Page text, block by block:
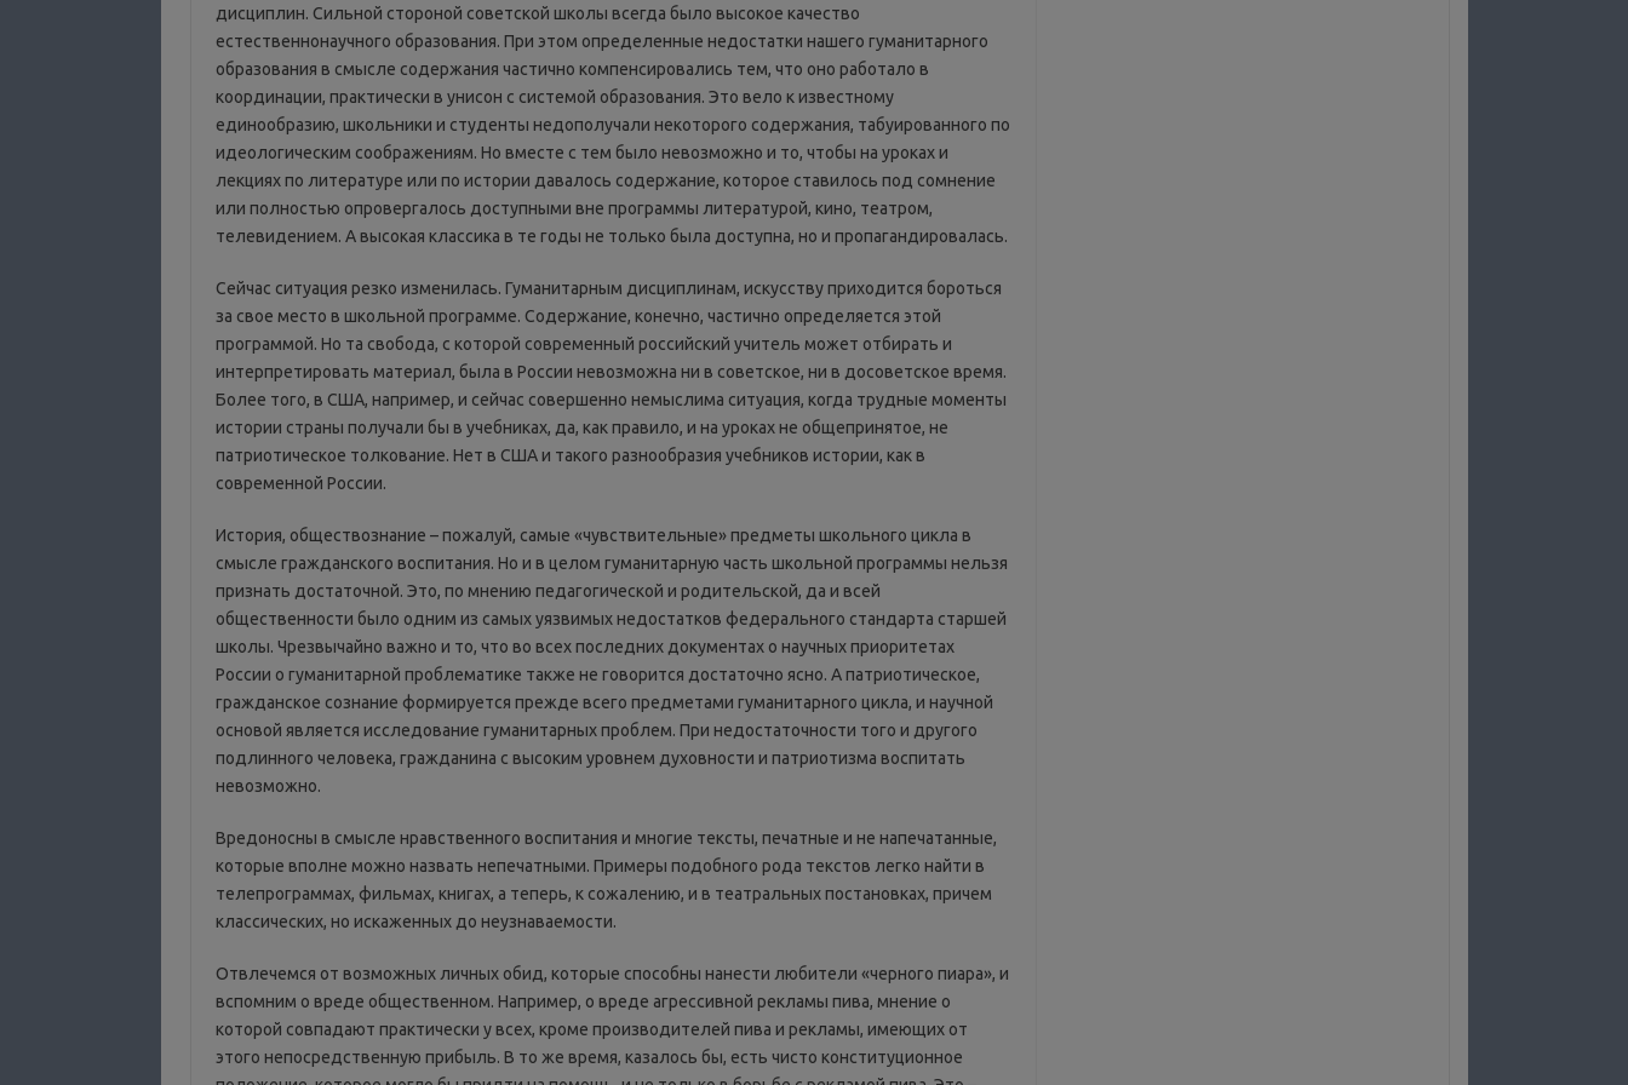
дисциплин. Сильной стороной советской школы всегда было высокое качество
естественнонаучного образования. При этом определенные недостатки нашего гуманитарного
образования в смысле содержания частично компенсировались тем, что оно работало в
координации, практически в унисон с системой образования. Это вело к известному
единообразию, школьники и студенты недополучали некоторого содержания, табуированного по
идеологическим соображениям. Но вместе с тем было невозможно и то, чтобы на уроках и
лекциях по литературе или по истории давалось содержание, которое ставилось под сомнение
или полностью опровергалось доступными вне программы литературой, кино, театром,
телевидением. А высокая классика в те годы не только была доступна, но и пропагандировалась.
Сейчас ситуация резко изменилась. Гуманитарным дисциплинам, искусству приходится бороться
за свое место в школьной программе. Содержание, конечно, частично определяется этой
программой. Но та свобода, с которой современный российский учитель может отбирать и
интерпретировать материал, была в России невозможна ни в советское, ни в досоветское время.
Более того, в США, например, и сейчас совершенно немыслима ситуация, когда трудные моменты
истории страны получали бы в учебниках, да, как правило, и на уроках не общепринятое, не
патриотическое толкование. Нет в США и такого разнообразия учебников истории, как в
современной России.
История, обществознание – пожалуй, самые «чувствительные» предметы школьного цикла в
смысле гражданского воспитания. Но и в целом гуманитарную часть школьной программы нельзя
признать достаточной. Это, по мнению педагогической и родительской, да и всей
общественности было одним из самых уязвимых недостатков федерального стандарта старшей
школы. Чрезвычайно важно и то, что во всех последних документах о научных приоритетах
России о гуманитарной проблематике также не говорится достаточно ясно. А патриотическое,
гражданское сознание формируется прежде всего предметами гуманитарного цикла, и научной
основой является исследование гуманитарных проблем. При недостаточности того и другого
подлинного человека, гражданина с высоким уровнем духовности и патриотизма воспитать
невозможно.
Вредоносны в смысле нравственного воспитания и многие тексты, печатные и не напечатанные,
которые вполне можно назвать непечатными. Примеры подобного рода текстов легко найти в
телепрограммах, фильмах, книгах, а теперь, к сожалению, и в театральных постановках, причем
классических, но искаженных до неузнаваемости.
Отвлечемся от возможных личных обид, которые способны нанести любители «черного пиара», и
вспомним о вреде общественном. Например, о вреде агрессивной рекламы пива, мнение о
которой совпадают практически у всех, кроме производителей пива и рекламы, имеющих от
этого непосредственную прибыль. В то же время, казалось бы, есть чисто конституционное